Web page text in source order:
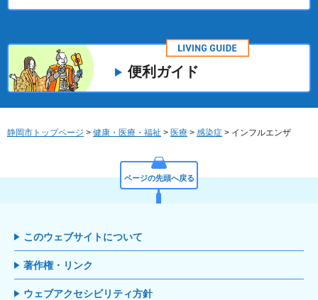
便利ガイド
静岡市トップページ > 健康・医療・福祉 > 医療 > 感染症 > インフルエンザ
ページの先頭へ戻る
このウェブサイトについて
著作権・リンク
ウェブアクセシビリティ方針